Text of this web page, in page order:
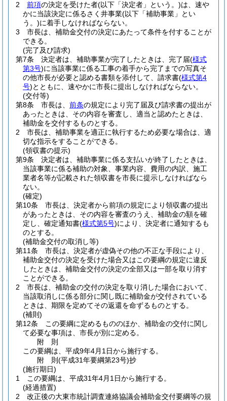
2
前項の決定を受けた者(以下「決定者」という。)は、速や
かに当該決定に係るさく井事業(以下「補助事業」とい
う。)に着手しなければならない。
3
市長は、補助金交付の決定にあたって条件を付することが
できる。
(完了及び請求)
第7条
決定者は、補助事業が完了したときは、完了届(様式
第3号)に当該事業に係る工事の着手から完了までの写真そ
の他市長が必要と認める書類を添付して、請求書(様式第4
号)とともに、速やかに市長に提出しなければならない。
(交付等)
第8条
市長は、 前条の規定により完了届及び請求書の提出が
あったときは、その内容を審査し、適当と認めたときは、
補助金を交付するものとする。
2
市長は、補助事業を適正に執行するため必要な場合は、適
切な指示をすることができる。
(領収書の提示)
第9条
決定者は、補助事業に係る支払いが終了したときは、
当該事業に係る補助の対象、事業内容、費用の内訳、施工
業者名等が記載された領収書を市長に提示しなければなら
ない。
(確定)
第10条
市長は、決定者から前項の規定により領収書の提出
があったときは、その内容を審査のうえ、補助金の額を確
定し、確定通知書(様式第5号)により、決定者に通知するも
のとする。
(補助金交付の取消し等)
第11条
市長は、決定者が虚偽その他の不正な手段により、
補助金交付の決定を受けた場合又はこの要綱の規定に違反
したときは、補助金交付の決定の全部又は一部を取り消す
ことができる。
2
市長は、補助金の交付の決定を取り消した場合において、
当該取消しに係る部分に関し既に補助金が交付されている
ときは、期限を定めてその返還を命ずるものとする。
(補則)
第12条
この要綱に定めるもののほか、補助金の交付に関し
て必要な事項は、市長が別に定める。
附 則
この要綱は、平成9年4月1日から施行する。
附 則(平成31年要綱第23号)抄
(施行期日)
1
この要綱は、平成31年4月1日から施行する。
(経過措置)
2
改正後の大東市統計調査連絡協議会補助金交付要綱等の規